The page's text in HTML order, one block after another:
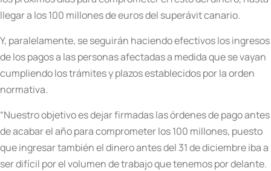
llegar a los 100 millones de euros del superávit canario.
Y, paralelamente, se seguirán haciendo efectivos los ingresos
de los pagos a las personas afectadas a medida que se vayan
cumpliendo los trámites y plazos establecidos por la orden
normativa.
“Nuestro objetivo es dejar firmadas las órdenes de pago antes
de acabar el año para comprometer los 100 millones, puesto
que ingresar también el dinero antes del 31 de diciembre iba a
ser difícil por el volumen de trabajo que tenemos por delante.